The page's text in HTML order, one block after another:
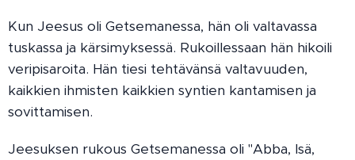
Kun Jeesus oli Getsemanessa, hän oli valtavassa
tuskassa ja kärsimyksessä. Rukoillessaan hän hikoili
veripisaroita. Hän tiesi tehtävänsä valtavuuden,
kaikkien ihmisten kaikkien syntien kantamisen ja
sovittamisen.
Jeesuksen rukous Getsemanessa oli "Abba, Isä,